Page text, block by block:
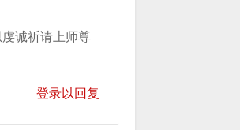
诚祈请上师尊
登录以回复